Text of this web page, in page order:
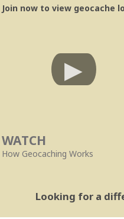
Join now to view
WATCH
How Geocaching Works
Looking for a